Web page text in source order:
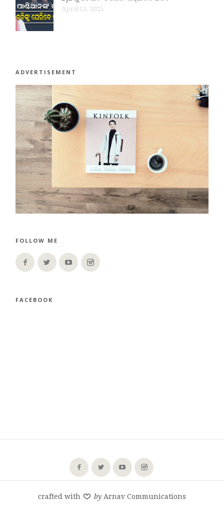
April 13, 2025
ADVERTISEMENT
FOLLOW ME
FACEBOOK
crafted with by Arnav Communications